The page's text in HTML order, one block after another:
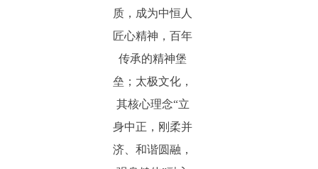
质，成为中恒人
匠心精神，百年
传承的精神堡
垒；太极文化，
其核心理念“立
身中正，刚柔并
济、和谐圆融，